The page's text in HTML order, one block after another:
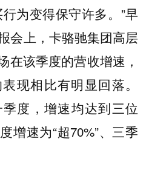
为变得保守许多。”早
会上，卡骆驰集团高层
在该季度的营收增速，
现相比有明显回落。
度，增速均达到三位
增速为“超70%”、三季